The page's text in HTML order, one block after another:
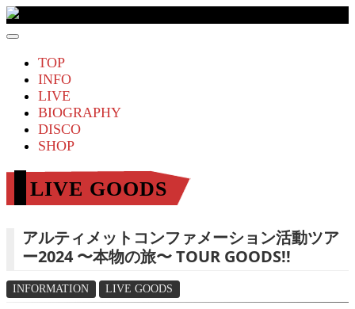
TOP
INFO
LIVE
BIOGRAPHY
DISCO
SHOP
LIVE GOODS
アルティメットコンファメーション活動ツア
ー2024 〜本物の旅〜 TOUR GOODS!!
INFORMATION LIVE GOODS